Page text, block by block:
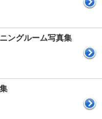
ングルーム写真集